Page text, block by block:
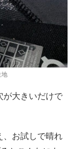
地
が大きいだけで
、お試しで晴れ